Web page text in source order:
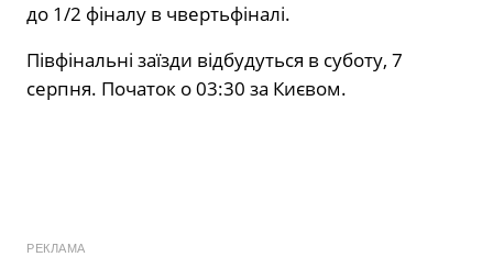
до 1/2 фіналу в чвертьфіналі.
Півфінальні заїзди відбудуться в суботу, 7
серпня. Початок о 03:30 за Києвом.
РЕКЛАМА